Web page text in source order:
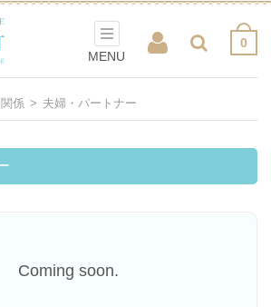
0
MENU
係 > 夫婦・パートナー
Coming soon.